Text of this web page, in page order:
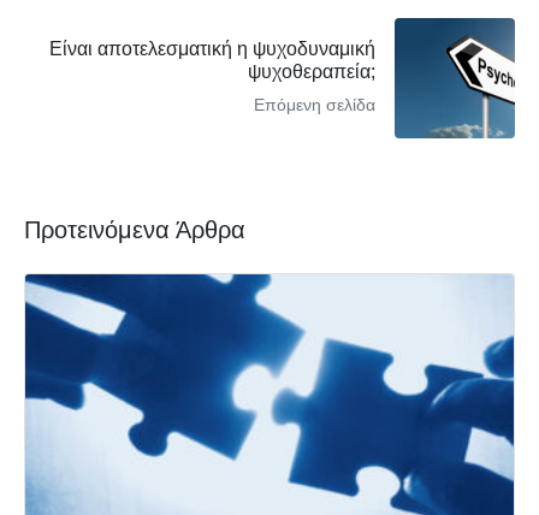
Είναι αποτελεσματική η ψυχοδυναμική
ψυχοθεραπεία;
Επόμενη σελίδα
Προτεινόμενα Άρθρα